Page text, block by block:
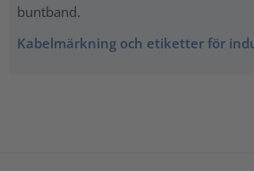
buntband.
Kabelmärkning och etiketter för